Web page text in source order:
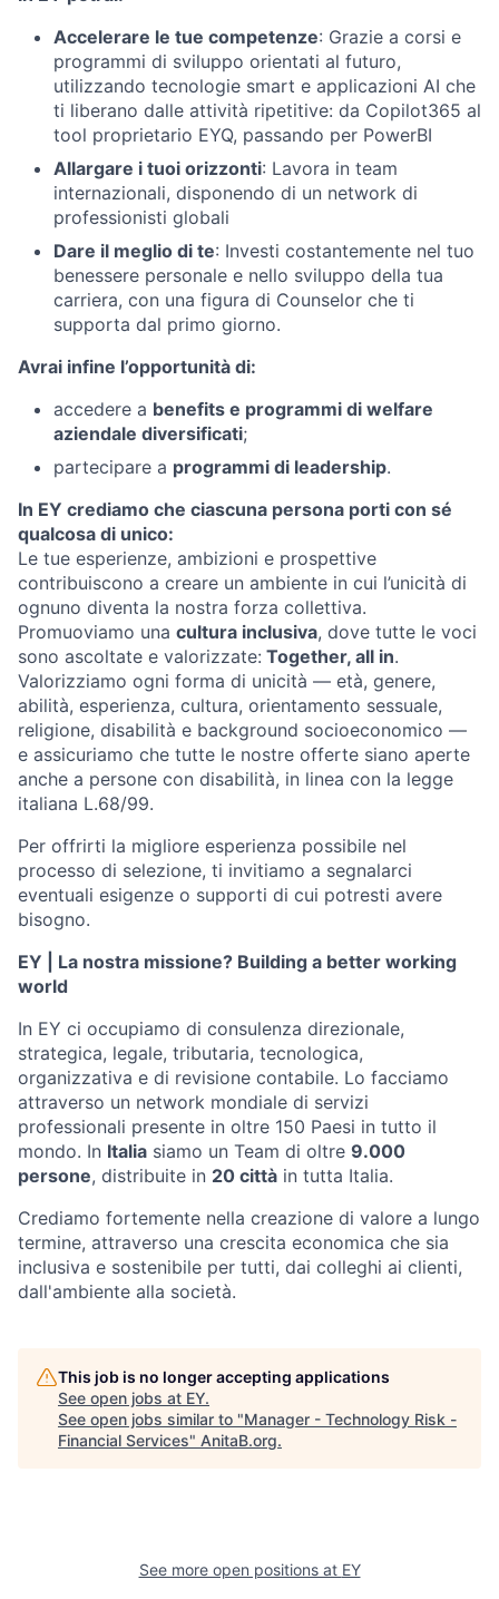
Accelerare le tue competenze: Grazie a corsi e
programmi di sviluppo orientati al futuro,
utilizzando tecnologie smart e applicazioni AI che
ti liberano dalle attività ripetitive: da Copilot365 al
tool proprietario EYQ, passando per PowerBI
Allargare i tuoi orizzonti: Lavora in team
internazionali, disponendo di un network di
professionisti globali
Dare il meglio di te: Investi costantemente nel tuo
benessere personale e nello sviluppo della tua
carriera, con una figura di Counselor che ti
supporta dal primo giorno.
Avrai infine l’opportunità di:
accedere a benefits e programmi di welfare
aziendale diversificati;
partecipare a programmi di leadership.
In EY crediamo che ciascuna persona porti con sé
qualcosa di unico:
Le tue esperienze, ambizioni e prospettive
contribuiscono a creare un ambiente in cui l’unicità di
ognuno diventa la nostra forza collettiva.
Promuoviamo una cultura inclusiva, dove tutte le voci
sono ascoltate e valorizzate: Together, all in.
Valorizziamo ogni forma di unicità — età, genere,
abilità, esperienza, cultura, orientamento sessuale,
religione, disabilità e background socioeconomico —
e assicuriamo che tutte le nostre offerte siano aperte
anche a persone con disabilità, in linea con la legge
italiana L.68/99.
Per offrirti la migliore esperienza possibile nel
processo di selezione, ti invitiamo a segnalarci
eventuali esigenze o supporti di cui potresti avere
bisogno.
EY | La nostra missione? Building a better working
world
In EY ci occupiamo di consulenza direzionale,
strategica, legale, tributaria, tecnologica,
organizzativa e di revisione contabile. Lo facciamo
attraverso un network mondiale di servizi
professionali presente in oltre 150 Paesi in tutto il
mondo. In Italia siamo un Team di oltre 9.000
persone, distribuite in 20 città in tutta Italia.
Crediamo fortemente nella creazione di valore a lungo
termine, attraverso una crescita economica che sia
inclusiva e sostenibile per tutti, dai colleghi ai clienti,
dall'ambiente alla società.
This job is no longer accepting applications
See open jobs at EY.
See open jobs similar to "Manager - Technology Risk -
Financial Services" AnitaB.org.
See more open positions at EY